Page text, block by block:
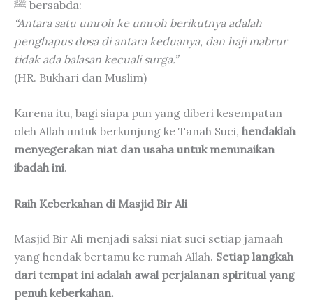
ﷺ bersabda:
“Antara satu umroh ke umroh berikutnya adalah
penghapus dosa di antara keduanya, dan haji mabrur
tidak ada balasan kecuali surga.”
(HR. Bukhari dan Muslim)
Karena itu, bagi siapa pun yang diberi kesempatan
oleh Allah untuk berkunjung ke Tanah Suci, hendaklah
menyegerakan niat dan usaha untuk menunaikan
ibadah ini.
Raih Keberkahan di Masjid Bir Ali
Masjid Bir Ali menjadi saksi niat suci setiap jamaah
yang hendak bertamu ke rumah Allah. Setiap langkah
dari tempat ini adalah awal perjalanan spiritual yang
penuh keberkahan.